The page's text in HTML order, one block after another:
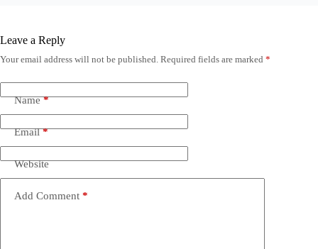
Leave a Reply
Your email address will not be published. Required fields are marked *
Name*
Email*
Website
Add Comment *